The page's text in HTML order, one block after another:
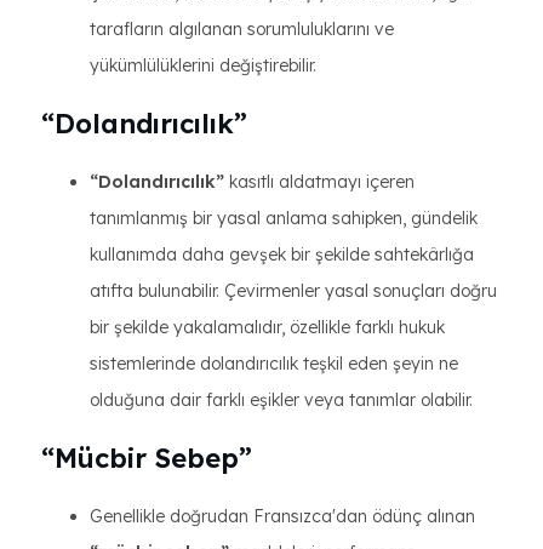
tarafların algılanan sorumluluklarını ve
yükümlülüklerini değiştirebilir.
“Dolandırıcılık”
“Dolandırıcılık” kasıtlı aldatmayı içeren
tanımlanmış bir yasal anlama sahipken, gündelik
kullanımda daha gevşek bir şekilde sahtekârlığa
atıfta bulunabilir. Çevirmenler yasal sonuçları doğru
bir şekilde yakalamalıdır, özellikle farklı hukuk
sistemlerinde dolandırıcılık teşkil eden şeyin ne
olduğuna dair farklı eşikler veya tanımlar olabilir.
“Mücbir Sebep”
Genellikle doğrudan Fransızca'dan ödünç alınan